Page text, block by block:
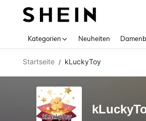
Kategorien Neuheiten
Startseite / kLuckyToy